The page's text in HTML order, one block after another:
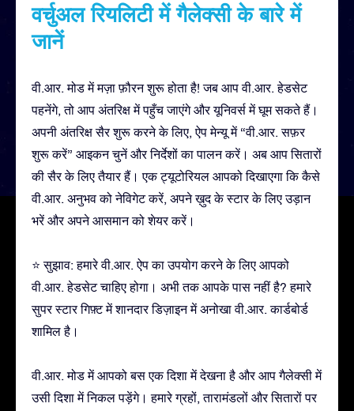
वर्चुअल रियलिटी में गैलेक्सी के बारे में
जानें
वी.आर. मोड में मज़ा फ़ौरन शुरू होता है! जब आप वी.आर. हेडसेट
पहनेंगे, तो आप अंतरिक्ष में पहुँच जाएंगे और यूनिवर्स में घूम सकते हैं।
अपनी अंतरिक्ष सैर शुरू करने के लिए, ऐप मेन्यू में “वी.आर. सफ़र
शुरू करें” आइकन चुनें और निर्देशों का पालन करें। अब आप सितारों
की सैर के लिए तैयार हैं। एक ट्यूटोरियल आपको दिखाएगा कि कैसे
वी.आर. अनुभव को नेविगेट करें, अपने ख़ुद के स्टार के लिए उड़ान
भरें और अपने आसमान को शेयर करें।
⭐ सुझाव: हमारे वी.आर. ऐप का उपयोग करने के लिए आपको
वी.आर. हेडसेट चाहिए होगा। अभी तक आपके पास नहीं है? हमारे
सुपर स्टार गिफ़्ट में शानदार डिज़ाइन में अनोखा वी.आर. कार्डबोर्ड
शामिल है।
वी.आर. मोड में आपको बस एक दिशा में देखना है और आप गैलेक्सी में
उसी दिशा में निकल पड़ेंगे। हमारे ग्रहों, तारामंडलों और सितारों पर